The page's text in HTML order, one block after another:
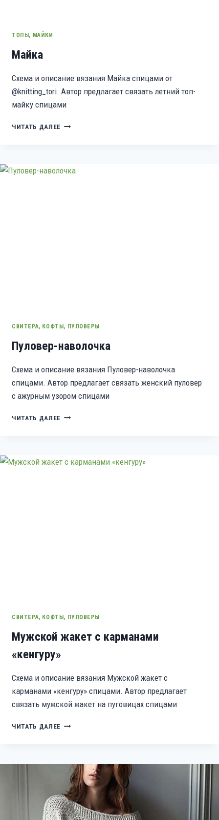
ТОПЫ, МАЙКИ
Майка
Схема и описание вязания Майка спицами от
@knitting_tori. Автор предлагает связать летний топ-
майку спицами
ЧИТАТЬ ДАЛЕЕ МАЙКА
СВИТЕРА, КОФТЫ, ПУЛОВЕРЫ
Пуловер-наволочка
Схема и описание вязания Пуловер-наволочка
спицами. Автор предлагает связать женский пуловер
с ажурным узором спицами
ЧИТАТЬ ДАЛЕЕ ПУЛОВЕР-
СВИТЕРА, КОФТЫ, ПУЛОВЕРЫ
Мужской жакет с карманами
«кенгуру»
Схема и описание вязания Мужской жакет с
карманами «кенгуру» спицами. Автор предлагает
связать мужской жакет на пуговицах спицами
ЧИТАТЬ ДАЛЕЕ МУЖСКОЙ
«КЕНГУРУ»